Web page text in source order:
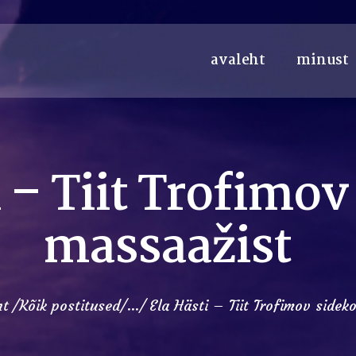
avaleht minust
– Tiit
massaažist
Kõik postitused ... Ela Hästi – Tiit Trofimov